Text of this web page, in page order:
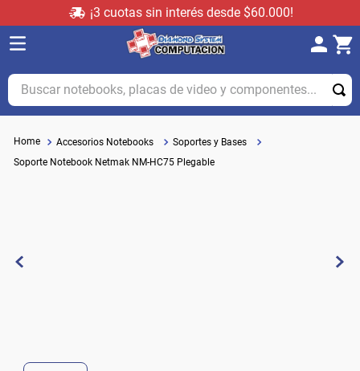
¡3 cuotas sin interés desde $60.000!
Buscar notebooks, placas de video y componentes...
Accesorios Notebooks
Soportes y Bases
Soporte Notebook Netmak NM-HC75 Plegable